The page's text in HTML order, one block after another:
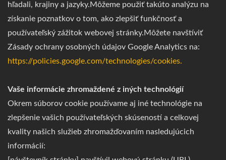
hľadali, krajiny a jazyky.Môžeme použiť takúto analýzu na
získanie poznatkov o tom, ako zlepšiť funkčnosť a
používateľský zážitok webovej stránky.Môžete navštíviť
Zásady ochrany osobných údajov Google Analytics na:
https://policies.google.com/technologies/cookies.
Vaše informácie zhromaždené z iných technológií
Okrem súborov cookie používame aj iné technológie na
zlepšenie vašich používateľských skúseností a celkovej
kvality našich služieb zhromažďovaním nasledujúcich
informácií: